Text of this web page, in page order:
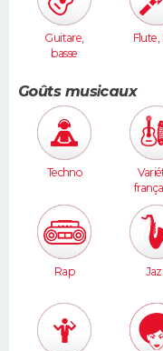
Guitare,
basse
Flute,
Goûts musicaux
Techno
Rap